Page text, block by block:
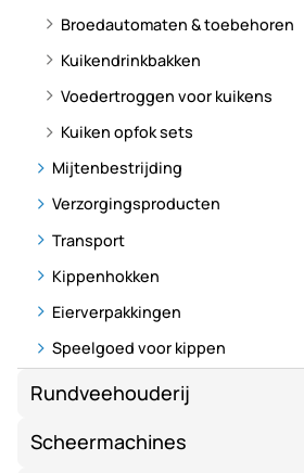
Broedautomaten & toebehoren
Kuikendrinkbakken
Voedertroggen voor kuikens
Kuiken opfok sets
Mijtenbestrijding
Verzorgingsproducten
Transport
Kippenhokken
Eierverpakkingen
Speelgoed voor kippen
Rundveehouderij
Scheermachines